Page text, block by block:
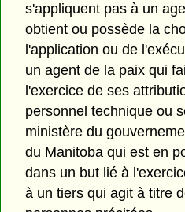
s'appliquent pas à un
obtient ou possède la
l'application ou de
un agent de la paix qui
l'exercice de ses
personnel technique ou
ministère du
du Manitoba qui est en
dans un but lié à
à un tiers qui agit à titre